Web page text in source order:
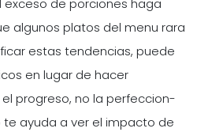
exceso de porciones haga
algunos platos del menu rara
estas tendencias, puede
en lugar de hacer
progreso, no la perfeccion-
ayuda a ver el impacto de